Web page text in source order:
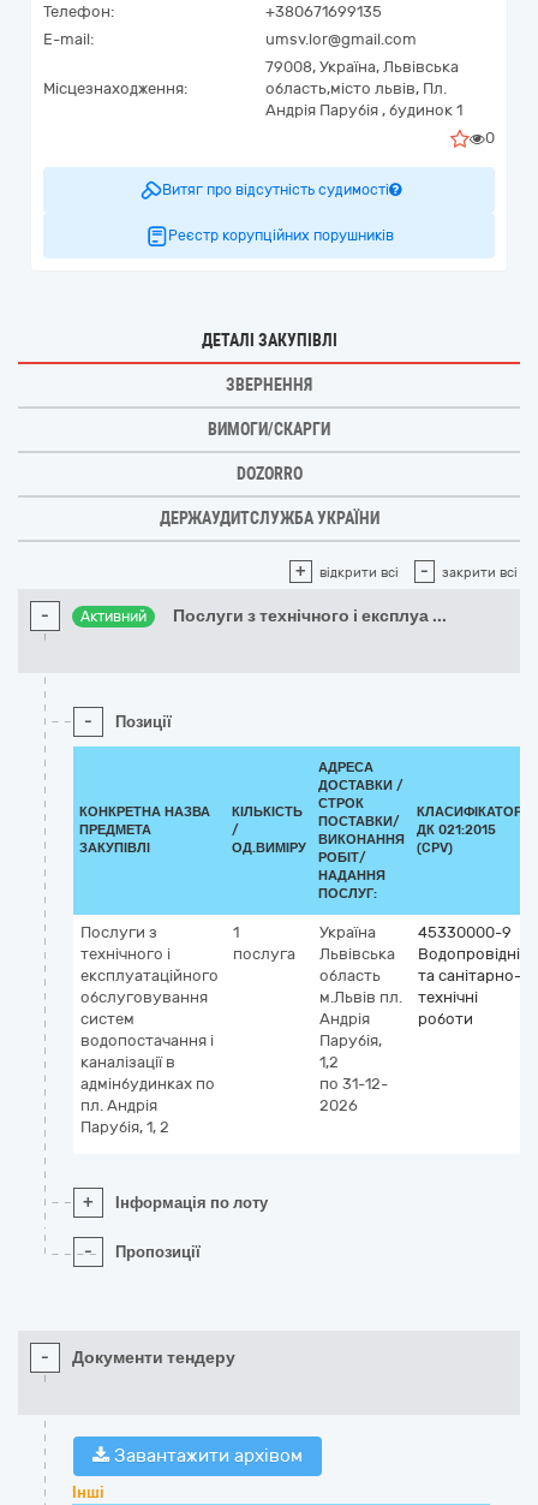
Телефон:
+380671699135
E-mail:
umsv.lor@gmail.com
Місцезнаходження:
79008, Україна, Львівська
область,місто львів, Пл.
Андрія Парубія , будинок 1
0
Витяг про відсутність судимості
Реєстр корупційних порушників
ДЕТАЛІ ЗАКУПІВЛІ
ЗВЕРНЕННЯ
ВИМОГИ/СКАРГИ
DOZORRO
ДЕРЖАУДИТСЛУЖБА УКРАЇНИ
+ відкрити всі - закрити всі
- Активний Послуги з технічного і експлуа ...
- Позиції
КОНКРЕТНА НАЗВА
ПРЕДМЕТА
ЗАКУПІВЛІ
КІЛЬКІСТЬ
/
ОД.ВИМІРУ
АДРЕСА
ДОСТАВКИ /
СТРОК
ПОСТАВКИ/
ВИКОНАННЯ
РОБІТ/
НАДАННЯ
ПОСЛУГ:
КЛАСИФІКАТОР
ДК 021:2015
(CPV)
Послуги з
технічного і
експлуатаційного
обслуговування
систем
водопостачання і
каналізації в
адмінбудинках по
пл. Андрія
Парубія, 1, 2
1
послуга
Україна
Львівська
область
м.Львів пл.
Андрія
Парубія,
1,2
по 31-12-
2026
45330000-9
Водопровідні
та санітарно-
технічні
роботи
+ Інформація по лоту
- Пропозиції
- Документи тендеру
Завантажити архівом
Інші